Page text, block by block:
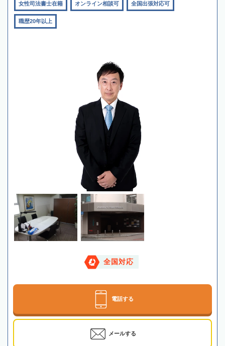
女性司法書士在籍 オンライン相談可 全国出張対応可
職歴20年以上
全国対応
電話する
メールする